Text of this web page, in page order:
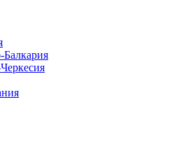
Балкария